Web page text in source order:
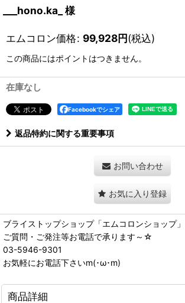
___hono.ka_ 様
エムコロン価格: 99,928円(税込)
この商品にはポイントはつきません。
在庫なし
Facebookでシェア
返品特約に関する重要事項
お問い合わせ
お気に入り登録
ブライストップショップ「エムコロンショップ」
ご質問・ご発注等お電話で承ります～☆
03-5946-9301
お気軽にお電話下さいm(･ω･m)
商品詳細